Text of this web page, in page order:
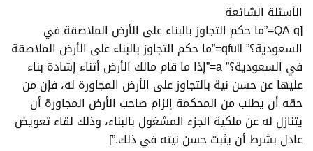
الأسئلة الشائعة
[QA q=”ما حكم التجاوز بالبناء على الأرض الملاصقة في
السعودية؟” qfull=”ما حكم التجاوز بالبناء على الأرض الملاصقة
في السعودية؟” a=”إذا ما قام مالك الأرض أثناء إشادة بناء
عليها عن حسن نية بالتجاوز على الأرض المجاورة له، فإن من
حقه أن يطلب من المحكمة إلزام صاحب الأرض المجاورة أن
يتنازل له عن ملكية الجزء المشغول بالبناء، وذلك لقاء تعويض
عادل بشرط أن يثبت حسن نيته في ذلك.”]